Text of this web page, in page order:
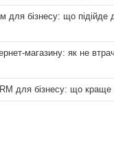
для бізнесу: що підійде
магазину: як не
для бізнесу: що краще